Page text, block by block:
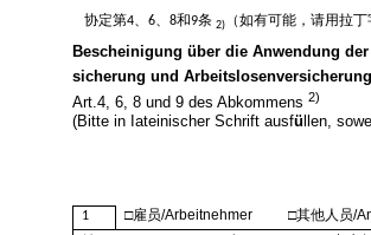
协定第4、 6、 8和9条 2)（如有可能，请用拉丁
Bescheinigung über die Anwendung
sicherung und
Art.4, 6, 8 und 9 des Abkommens 2)
(Bitte in Iateinischer Schrift ausfü llen,
1 □雇员/Arbeitnehmer □其他人员/